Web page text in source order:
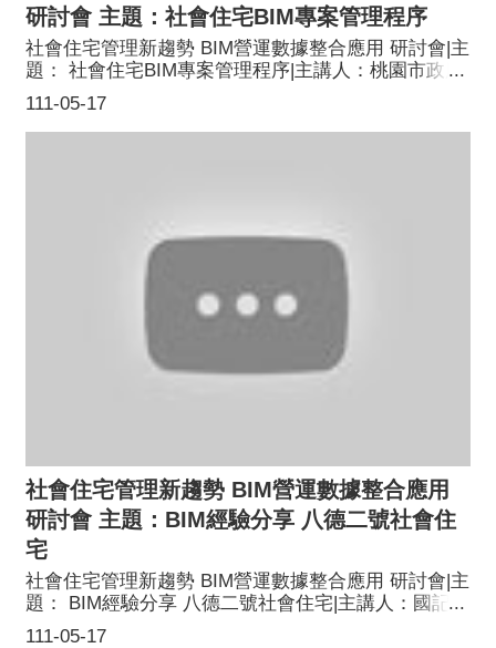
研討會 主題：社會住宅BIM專案管理程序
111-05-17
社會住宅管理新趨勢 BIM營運數據整合應用 研討會|主
題： 社會住宅BIM專案管理程序|主講人：桃園市政府
住宅發展處 陳瑛琺 總工程司
社會住宅管理新趨勢 BIM營運數據整合應用
研討會 主題：BIM經驗分享 八德二號社會住
宅
111-05-17
社會住宅管理新趨勢 BIM營運數據整合應用 研討會|主
題： BIM經驗分享 八德二號社會住宅|主講人：國記營
造股份有限公司 雷薇婷經理